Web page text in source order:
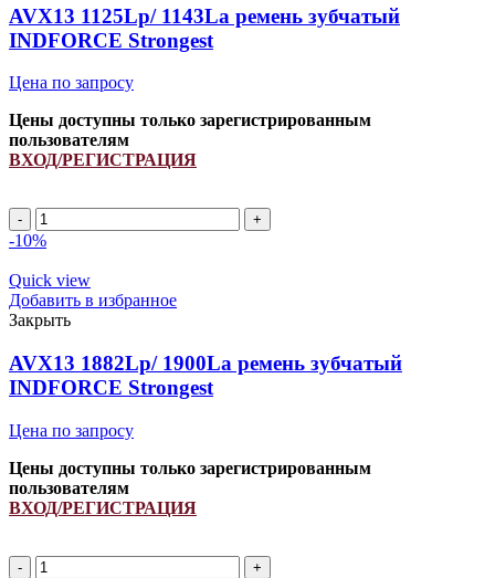
AVX13 1125Lp/ 1143La ремень зубчатый
INDFORCE Strongest
Цена по запросу
Цены доступны только зарегистрированным
пользователям
ВХОД/РЕГИСТРАЦИЯ
AVX13
1125Lp/
ремень
зубчатый
INDFORCE
Strongest
quantity
-10%
Quick view
Добавить в избранное
Закрыть
AVX13 1882Lp/ 1900La ремень зубчатый
INDFORCE Strongest
Цена по запросу
Цены доступны только зарегистрированным
пользователям
ВХОД/РЕГИСТРАЦИЯ
AVX13